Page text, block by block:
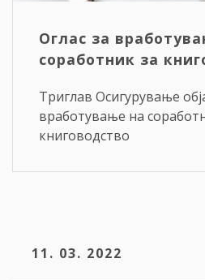
Оглас за
соработник за
Триглав Осигурување
вработување на
книговодство
11. 03. 2022